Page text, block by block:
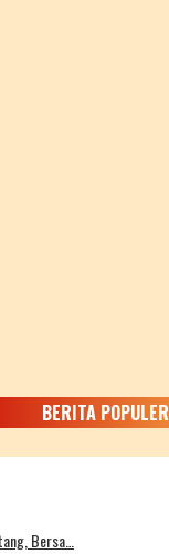
BERITA POPULER
Bersa…